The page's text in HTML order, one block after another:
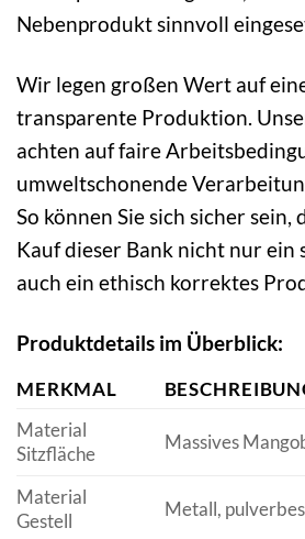
Nebenprodukt sinnvoll
Wir legen großen Wert auf
transparente Produktion.
achten auf faire
umweltschonende
So können Sie sich sicher sein,
Kauf dieser Bank nicht nur ein
auch ein ethisch korrektes
Produktdetails im Überblick:
MERKMAL
Material
Sitzfläche
Massives
Material
Gestell
Metall,